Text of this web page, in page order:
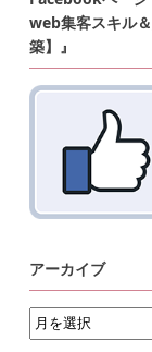
web集客スキル
築】』
アーカイブ
ア
ー
カ